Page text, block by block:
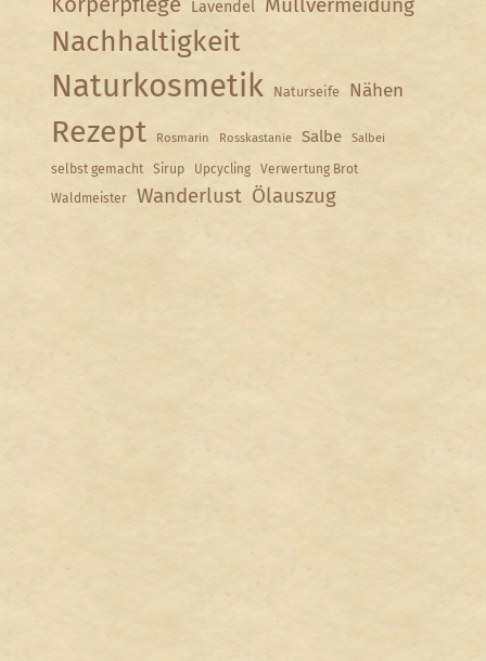
Lavendel
Nachhaltigkeit
Naturkosmetik Naturseife Nähen
Rezept Rosmarin Rosskastanie Salbe Salbei
selbst gemacht Sirup Upcycling
Verwertung Brot
Waldmeister
Wanderlust Ölauszug